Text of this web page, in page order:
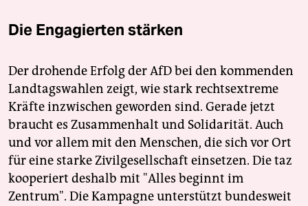
Die Engagierten stärken
Der drohende Erfolg der AfD bei den kommenden
Landtagswahlen zeigt, wie stark rechtsextreme
Kräfte inzwischen geworden sind. Gerade jetzt
braucht es Zusammenhalt und Solidarität. Auch
und vor allem mit den Menschen, die sich vor Ort
für eine starke Zivilgesellschaft einsetzen. Die taz
kooperiert deshalb mit "Alles beginnt im
Zentrum". Die Kampagne unterstützt bundesweit